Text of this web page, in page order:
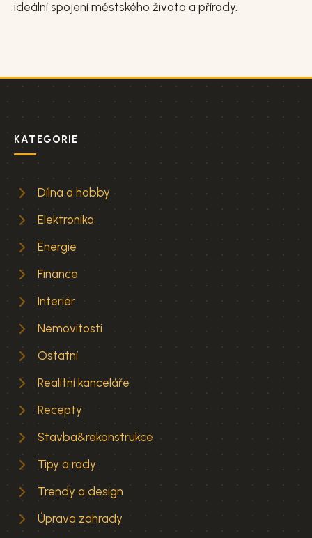
ideální spojení městského života a přírody.
KATEGORIE
Dílna a hobby
Elektronika
Energie
Finance
Interiér
Nemovitosti
Ostatní
Realitní kanceláře
Recepty
Stavba&rekonstrukce
Tipy a rady
Trendy a design
Úprava zahrady